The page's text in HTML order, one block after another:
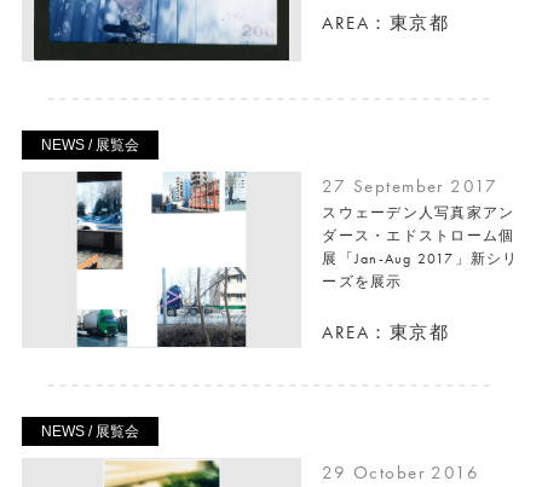
AREA：東京都
NEWS / 展覧会
27 September 2017
スウェーデン人写真家アン
ダース・エドストローム個
展「Jan-Aug 2017」新シリ
ーズを展示
AREA：東京都
NEWS / 展覧会
29 October 2016